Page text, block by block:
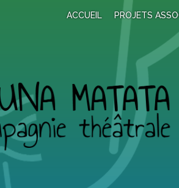
ACCUEIL PROJETS